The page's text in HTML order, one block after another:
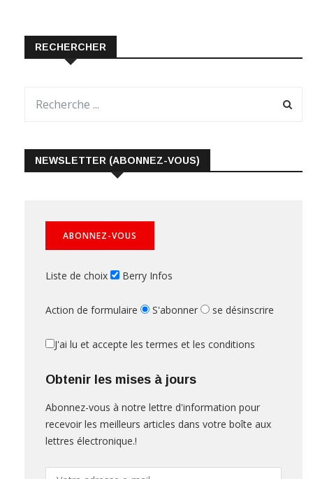
RECHERCHER
NEWSLETTER (ABONNEZ-VOUS)
Liste de choix Berry Infos
Action de formulaire S'abonner se désinscrire
J'ai lu et accepte les termes et les conditions
Obtenir les mises à jours
Abonnez-vous à notre lettre d'information pour
recevoir les meilleurs articles dans votre boîte aux
lettres électronique.!